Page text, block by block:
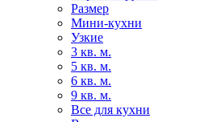
Размер
Мини-кухни
Узкие
3 кв. м.
5 кв. м.
6 кв. м.
9 кв. м.
Все для кухни